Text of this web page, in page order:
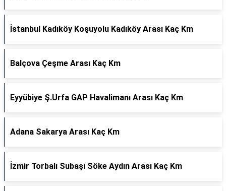
İstanbul Kadıköy Koşuyolu Kadıköy Arası Kaç Km
Balçova Çeşme Arası Kaç Km
Eyyübiye Ş.Urfa GAP Havalimanı Arası Kaç Km
Adana Sakarya Arası Kaç Km
İzmir Torbalı Subaşı Söke Aydın Arası Kaç Km